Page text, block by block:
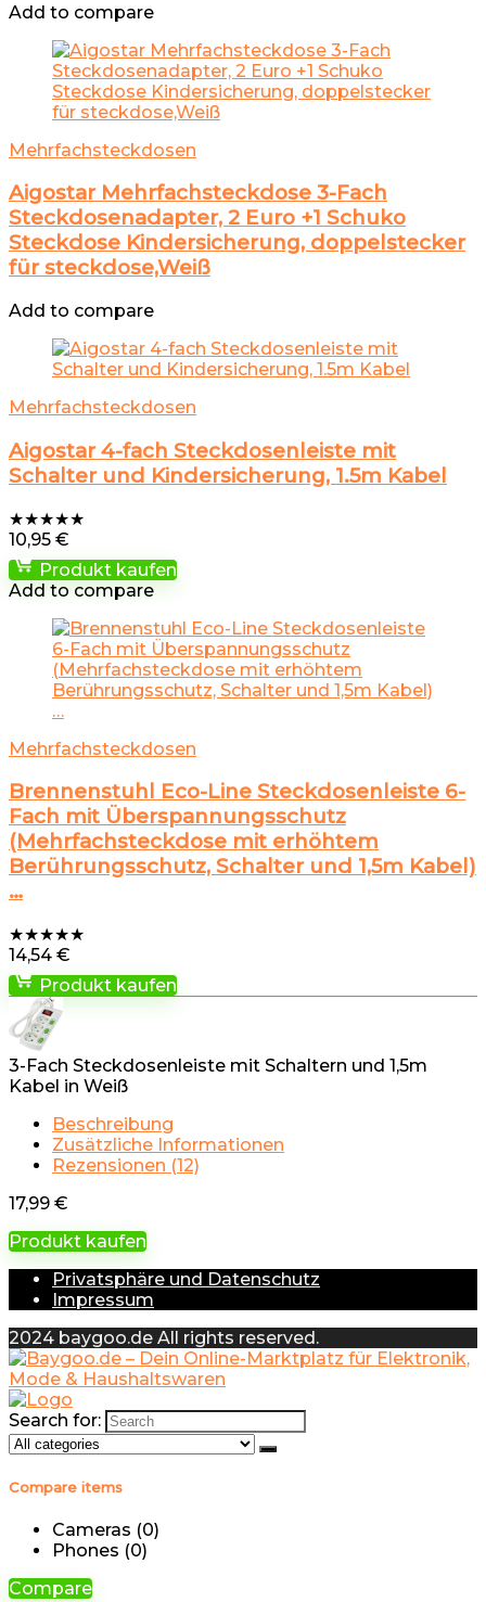
Add to compare
Mehrfachsteckdosen
Aigostar Mehrfachsteckdose 3-Fach
Steckdosenadapter, 2 Euro +1 Schuko
Steckdose Kindersicherung, doppelstecker
für steckdose,Weiß
Add to compare
Mehrfachsteckdosen
Aigostar 4-fach Steckdosenleiste mit
Schalter und Kindersicherung, 1.5m Kabel
★★★★★
10,95 €
Produkt kaufen
Add to compare
Mehrfachsteckdosen
Brennenstuhl Eco-Line Steckdosenleiste 6-
Fach mit Überspannungsschutz
(Mehrfachsteckdose mit erhöhtem
Berührungsschutz, Schalter und 1,5m Kabel)
…
★★★★★
14,54 €
Produkt kaufen
3-Fach Steckdosenleiste mit Schaltern und 1,5m
Kabel in Weiß
Beschreibung
Zusätzliche Informationen
Rezensionen (12)
17,99 €
Produkt kaufen
Privatsphäre und Datenschutz
Impressum
2024 baygoo.de All rights reserved.
Search for:
Compare items
Cameras (0)
Phones (0)
Compare